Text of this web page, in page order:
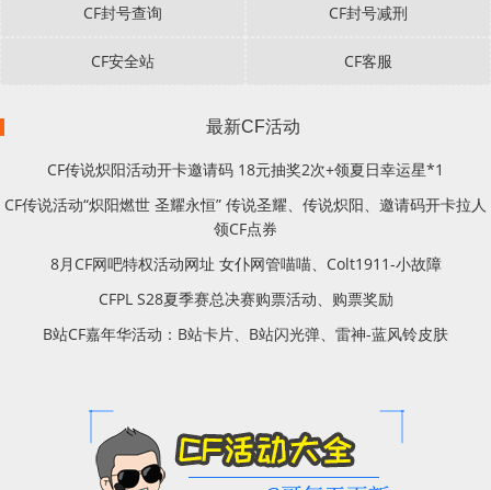
CF封号查询 CF封号减刑
CF安全站 CF客服
最新CF活动
CF传说炽阳活动开卡邀请码 18元抽奖2次+领夏日幸运星*1
CF传说活动“炽阳燃世 圣耀永恒” 传说圣耀、传说炽阳、邀请码开卡拉人
领CF点券
8月CF网吧特权活动网址 女仆网管喵喵、Colt1911-小故障
CFPL S28夏季赛总决赛购票活动、购票奖励
B站CF嘉年华活动：B站卡片、B站闪光弹、雷神-蓝风铃皮肤